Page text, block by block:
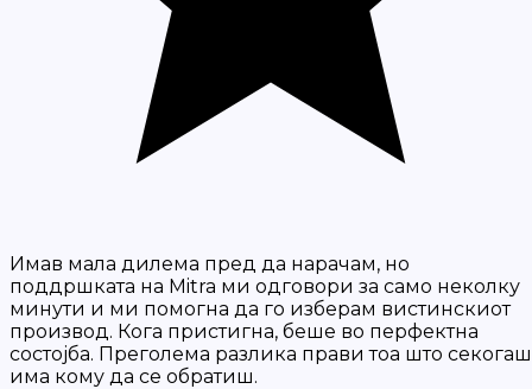
Имав мала дилема пред да нарачам, но
поддршката на Mitra ми одговори за само неколку
минути и ми помогна да го изберам вистинскиот
производ. Кога пристигна, беше во перфектна
состојба. Преголема разлика прави тоа што секогаш
има кому да се обратиш.